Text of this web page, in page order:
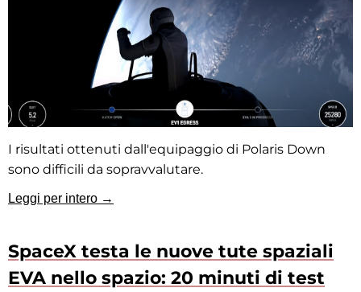
I risultati ottenuti dall'equipaggio di Polaris Down
sono difficili da sopravvalutare.
Leggi per intero →
SpaceX testa le nuove tute spaziali
EVA nello spazio: 20 minuti di test